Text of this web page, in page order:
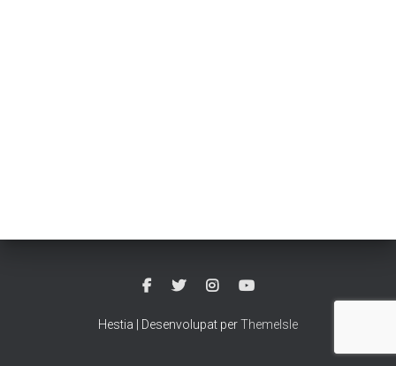
Hestia | Desenvolupat perThemeIsle